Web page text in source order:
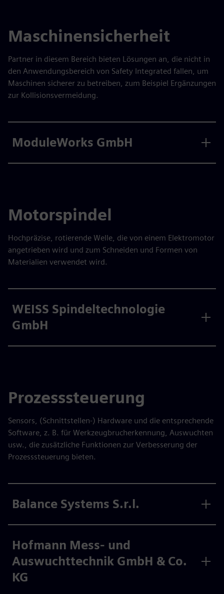
Maschinensicherheit
Partner in diesem Bereich bieten Lösungen an, die nicht in
den Anwendungsbereich von Safety Integrated fallen, um
Maschinen sicherer zu betreiben, zum Beispiel Ergänzungen
zur Kollisionsvermeidung.
ModuleWorks GmbH
Motorspindel
Hochpräzise, rotierende Welle, die von einem Elektromotor
angetrieben wird und zum Schneiden und Formen von
Materialien verwendet wird.
WEISS Spindeltechnologie
GmbH
Prozesssteuerung
Sensors, (Schnittstellen-) Hardware und die entsprechende
Software, z. B. für Werkzeugbrucherkennung, Auswuchten
usw., die zusätzliche Funktionen zur Verbesserung der
Prozesssteuerung bieten.
Balance Systems S.r.l.
Hofmann Mess- und
Auswuchttechnik GmbH & Co.
KG